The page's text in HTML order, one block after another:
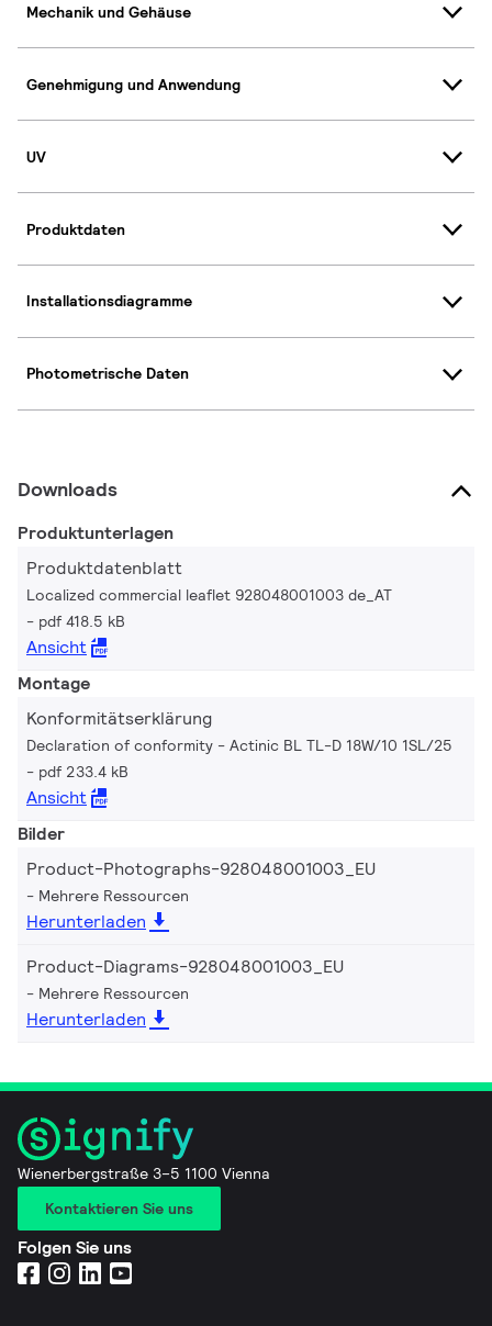
Mechanik und Gehäuse
Genehmigung und Anwendung
UV
Produktdaten
Installationsdiagramme
Photometrische Daten
Downloads
Produktunterlagen
Produktdatenblatt
Localized commercial leaflet 928048001003 de_AT
pdf 418.5 kB
Ansicht
Montage
Konformitätserklärung
Declaration of conformity - Actinic BL TL-D 18W/10 1SL/25
pdf 233.4 kB
Ansicht
Bilder
Product-Photographs-928048001003_EU
Mehrere Ressourcen
Herunterladen
Product-Diagrams-928048001003_EU
Mehrere Ressourcen
Herunterladen
Wienerbergstraße 3–5 1100 Vienna
Kontaktieren Sie uns
Folgen Sie uns